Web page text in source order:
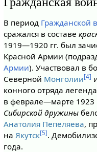
В период Гражданской
сражался в составе
1919—1920 гг. был
Красной Армии
Армии). Участвовал в
Северной Монголии[4]
конного отряда
в феврале—марте 1923
Сибирской дружины
Анатолия Пепеляева,
на Якутск[5].
года.